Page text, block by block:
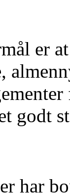
er
godt
har